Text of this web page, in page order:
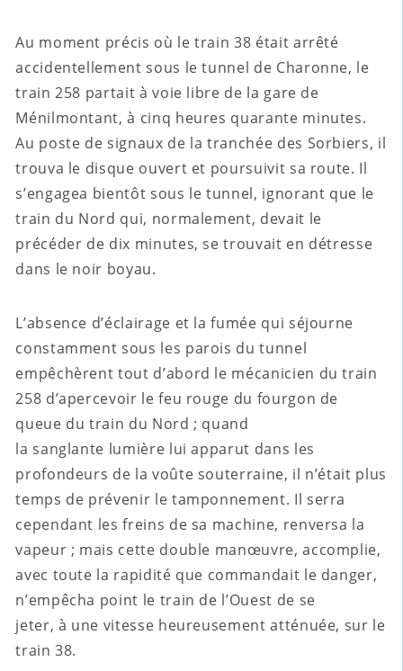
Au moment précis où le train 38 était arrêté
accidentellement sous le tunnel de Charonne, le
train 258 partait à voie libre de la gare de
Ménilmontant, à cinq heures quarante minutes.
Au poste de signaux de la tranchée des Sorbiers, il
trouva le disque ouvert et poursuivit sa route. Il
s’engagea bientôt sous le tunnel, ignorant que le
train du Nord qui, normalement, devait le
précéder de dix minutes, se trouvait en détresse
dans le noir boyau.
L’absence d’éclairage et la fumée qui séjourne
constamment sous les parois du tunnel
empêchèrent tout d’abord le mécanicien du train
258 d’apercevoir le feu rouge du fourgon de
queue du train du Nord ; quand
la sanglante lumière lui apparut dans les
profondeurs de la voûte souterraine, il n’était plus
temps de prévenir le tamponnement. Il serra
cependant les freins de sa machine, renversa la
vapeur ; mais cette double manœuvre, accomplie,
avec toute la rapidité que commandait le danger,
n’empêcha point le train de l’Ouest de se
jeter, à une vitesse heureusement atténuée, sur le
train 38.